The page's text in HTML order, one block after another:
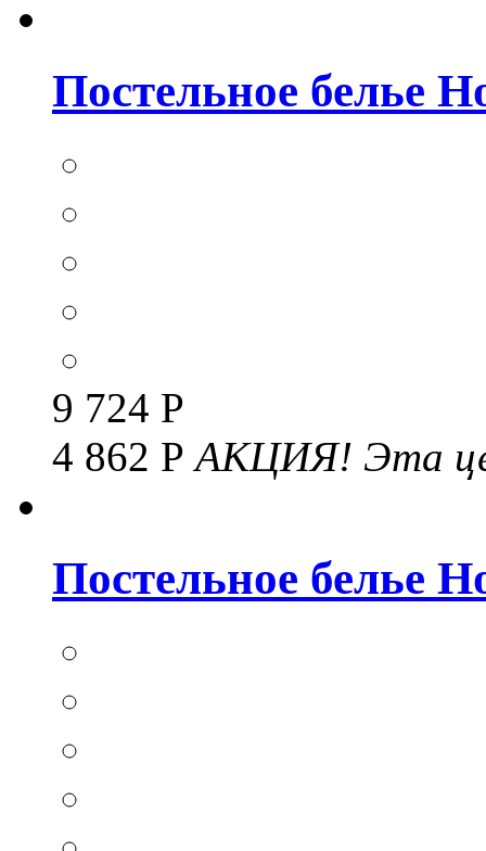
Постельное белье
9 724 Р
4 862 РАКЦИЯ! Эта
Постельное белье